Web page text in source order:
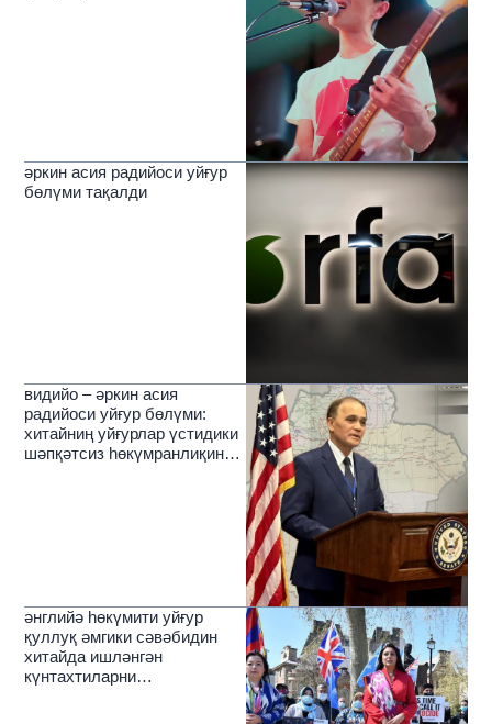
әркин асия радийоси уйғур
бөлүми тақалди
видийо – әркин асия
радийоси уйғур бөлүми:
хитайниң уйғурлар үстидики
шәпқәтсиз һөкүмранлиқиниң
әнглийә һөкүмити уйғур
қуллуқ әмгики сәвәбидин
хитайда ишләнгән
күнтахтиларни